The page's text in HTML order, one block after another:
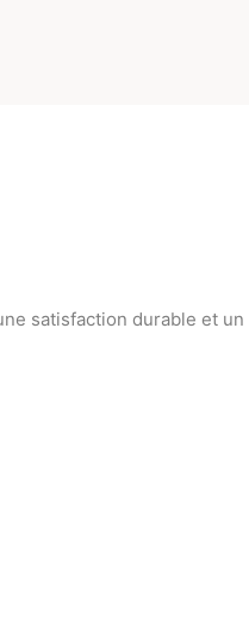
satisfaction durable et